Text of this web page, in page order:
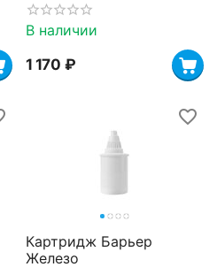
В наличии
1 170 ₽
Картридж Барьер
Железо